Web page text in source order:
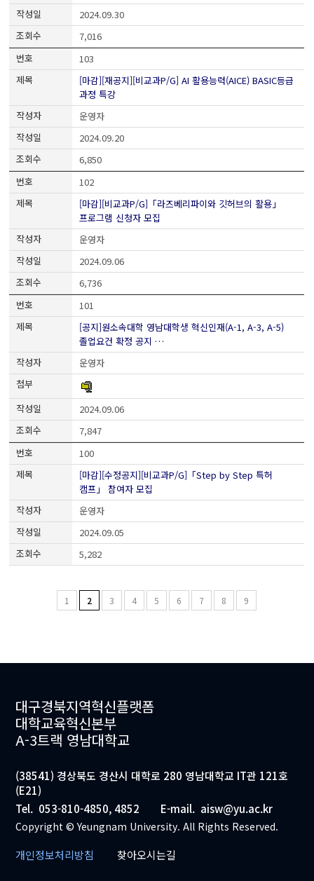
2024.09.30
7,016
103
[마감][재공지][비교과P/G] AI 활용능력(AICE) BASIC등급
과정 특강
운영자
2024.09.20
6,850
102
[마감][비교과P/G]「라즈베리파이와 깃허브의 활용」
프로그램 신청자 모집
운영자
2024.09.06
6,736
101
[공지]원소속대학 영남대학생 혁신인재(A-1, A-3, A-5)
졸업요건 확정 공지 …
운영자
2024.09.06
7,847
100
[마감][수정공지][비교과P/G]「Step by Step 특허
캠프」 참여자 모집
운영자
2024.09.05
5,282
1 2 3 4 5 6 7 8 9
대구경북지역혁신플랫폼
대학교육혁신본부
A-3트랙 영남대학교
(38541) 경상북도 경산시 대학로 280 영남대학교 IT관 121호
(E21)
Tel. 053-810-4850, 4852 E-mail. aisw@yu.ac.kr
Copyright © Yeungnam University. All Rights Reserved.
개인정보처리방침 찾아오시는길